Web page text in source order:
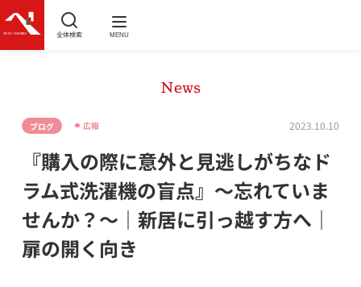
全体検索 MENU
News
ブログ 広報 2023.10.10
『購入の際に意外と見逃しがちなド
ラム式洗濯機の盲点』～忘れていま
せんか？～｜新居に引っ越す方へ｜
扉の開く向き